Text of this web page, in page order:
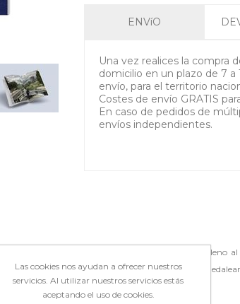
ENVíO
Una vez realices la compra
domicilio en un plazo de 7
envío, para el territorio
Costes de envío GRATIS
En caso de pedidos de
envíos independientes.
fue un sueño - Entrevista a Alberto Zapater - Pleno
| El 'otro' Ben Barek | Goles en Obaba |
Full
Las cookies nos ayudan a ofrecer nuestros
servicios. Al utilizar nuestros servicios estás
aceptando el uso de cookies.